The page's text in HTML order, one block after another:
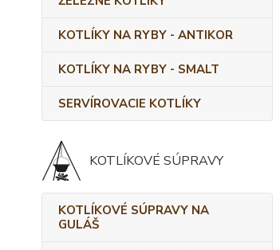
KOTLÍKY NA RYBY - ANTIKOR
KOTLÍKY NA RYBY - SMALT
SERVÍROVACIE KOTLÍKY
KOTLÍKOVÉ SÚPRAVY
KOTLÍKOVÉ SÚPRAVY NA
GULÁŠ